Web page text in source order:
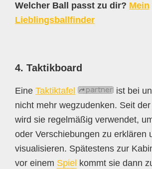
Welcher Ball passt zu dir? Mein
Lieblingsballfinder
4. Taktikboard
Eine Taktiktafel
ist bei
nicht mehr wegzudenken. Seit
wird sie regelmäßig verwendet,
oder Verschiebungen zu erklären
visualisieren. Spätestens zur
vor einem Spiel kommt sie dann